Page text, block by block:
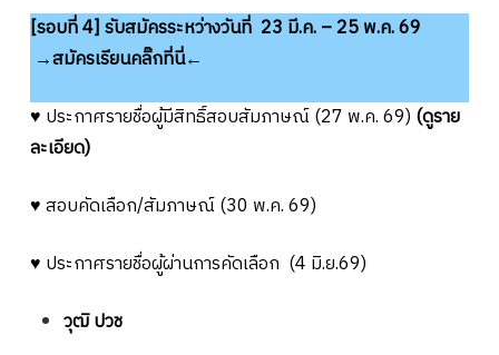
[รอบที่ 4]รับสมัครระหว่างวันที่ 23 มี.ค. – 25 พ.ค. 69
→สมัครเรียนคลิ๊กที่นี่←
♥ ประกาศรายชื่อผู้มีสิทธิ์สอบสัมภาษณ์ (27 พ.ค. 69) (ดูราย
ละเอียด)
♥ สอบคัดเลือก/สัมภาษณ์ (30 พ.ค. 69)
♥ ประกาศรายชื่อผู้ผ่านการคัดเลือก (4 มิ.ย.69)
วุฒิ ปวช